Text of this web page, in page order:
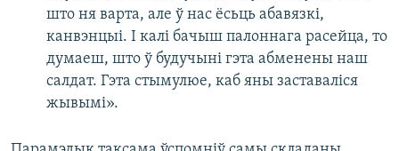
што ня варта, але ў нас ёсьць абавязкі,
канвэнцыі. І калі бачыш палоннага расейца, то
думаеш, што ў будучыні гэта абменены наш
салдат. Гэта стымулюе, каб яны заставаліся
жывымі».